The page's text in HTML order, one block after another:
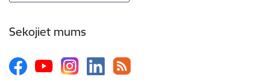
Sekojiet mums